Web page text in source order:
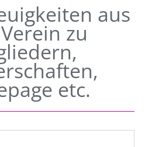
aus
zu
etc.